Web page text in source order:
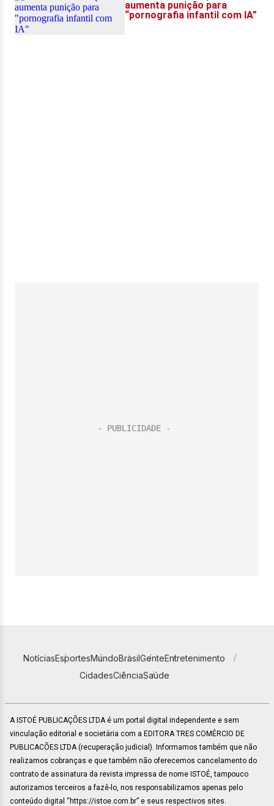
NotíciasEsportesMundoBrasilGenteEntretenimento
CidadesCiênciaSaúde
A ISTOÉ PUBLICAÇÕES LTDA é um portal digital independente e sem
vinculação editorial e societária com a EDITORA TRES COMÉRCIO DE
PUBLICACÕES LTDA (recuperação judicial). Informamos também que não
realizamos cobranças e que também não oferecemos cancelamento do
contrato de assinatura da revista impressa de nome ISTOÉ, tampouco
autorizamos terceiros a fazê-lo, nos responsabilizamos apenas pelo
conteúdo digital “https://istoe.com.br” e seus respectivos sites.